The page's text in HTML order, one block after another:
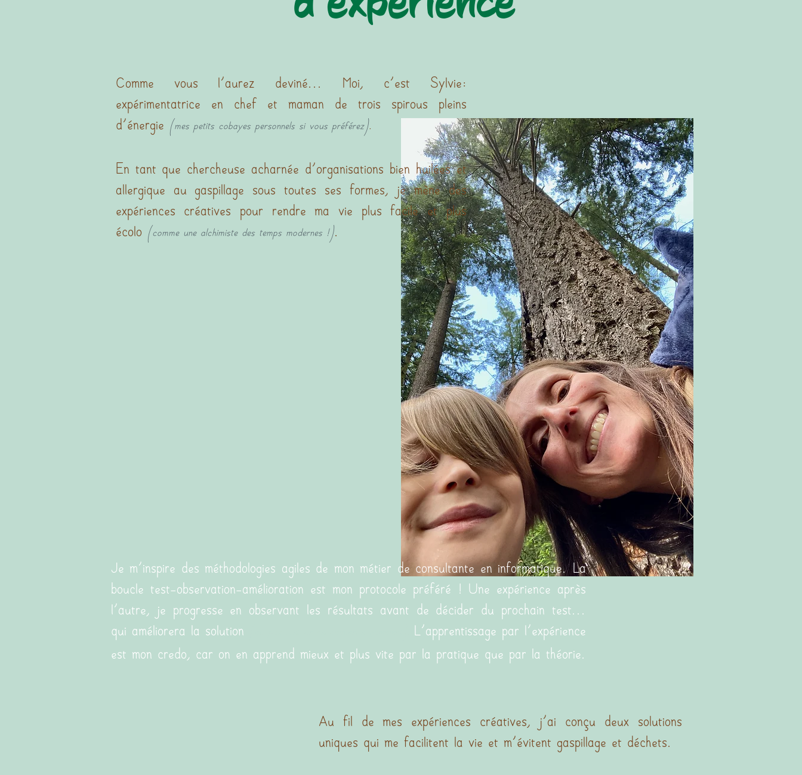
Comme vous l'aurez deviné... Moi, c'est Sylvie:
expérimentatrice en chef et maman de trois spirous pleins
d'énergie (mes petits cobayes personnels si vous préférez) .
En tant que chercheuse acharnée d'organisations bien huilées et
allergique au gaspillage sous toutes ses formes, je mène des
expériences créatives pour rendre ma vie plus facile et plus
écolo (comme une alchimiste des temps modernes !) .
Je m'inspire des méthodologies agiles de mon métier de consultante en informatique. La
boucle test-observation-amélioration est mon protocole préféré ! Une expérience après
l'autre, je progresse en observant les résultats avant de décider du prochain test...
qui améliorera la solution L'apprentissage par l'expérience
est mon credo, car on en apprend mieux et plus vite par la pratique que par la théorie.
Au fil de mes expériences créatives, j'ai conçu deux solutions
uniques qui me facilitent la vie et m'évitent gaspillage et déchets.